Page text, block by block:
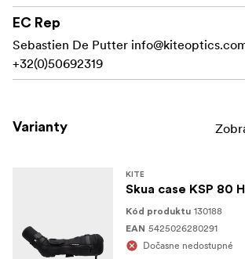
EC Rep
Sebastien De Putter
+32(0)50692319
Varianty
KITE
Skua case KSP 80
Kód produktu 130188
EAN 5425026280291
Dočasne nedostupné